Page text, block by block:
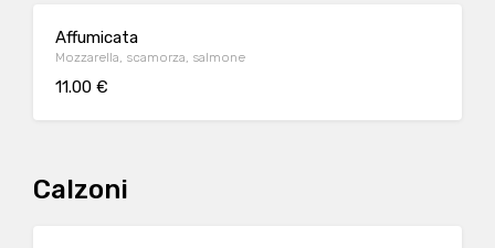
Affumicata
Mozzarella, scamorza, salmone
11.00 €
Calzoni